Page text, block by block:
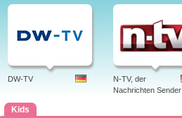
DW-TV
N-TV, der
Nachrichten Sender
Kids